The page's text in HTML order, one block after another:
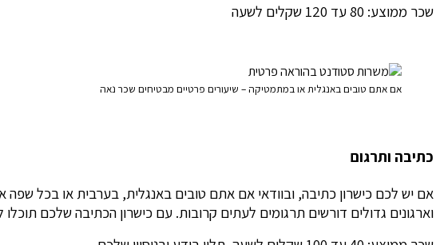
שכר ממוצע: 80 עד 120 שקלים לשעה
אם אתם טובים באנגלית או במתמטיקה – שיעורים פרטיים מבטיחים שכר נאה
כתיבה ותרגום
אם יש לכם כישרון כתיבה, ובוודאי אם אתם טובים באנגלית, בערבית או בכל
וארגונים גדולים דורשים תרגומים לעתים קרובות. עם כישרון הכתיבה שלכם